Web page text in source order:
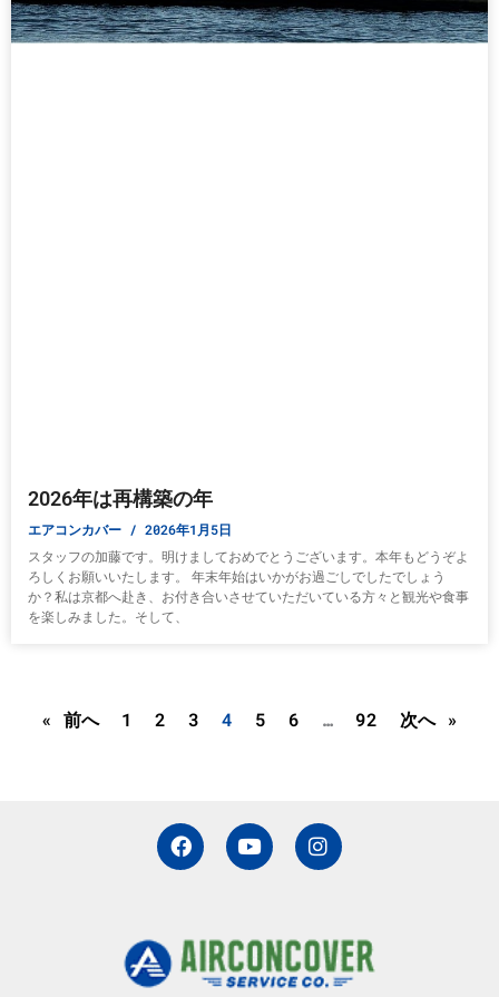
2026年は再構築の年
エアコンカバー 2026年1月5日
スタッフの加藤です。明けましておめでとうございます。本年もどうぞよ
ろしくお願いいたします。 年末年始はいかがお過ごしでしたでしょう
か？私は京都へ赴き、お付き合いさせていただいている方々と観光や食事
を楽しみました。そして、
« 前へ 1 2 3 4 5 6 … 92 次へ »
F
a
c
o
o
k
Y
o
u
b
e
I
n
s
g
r
a